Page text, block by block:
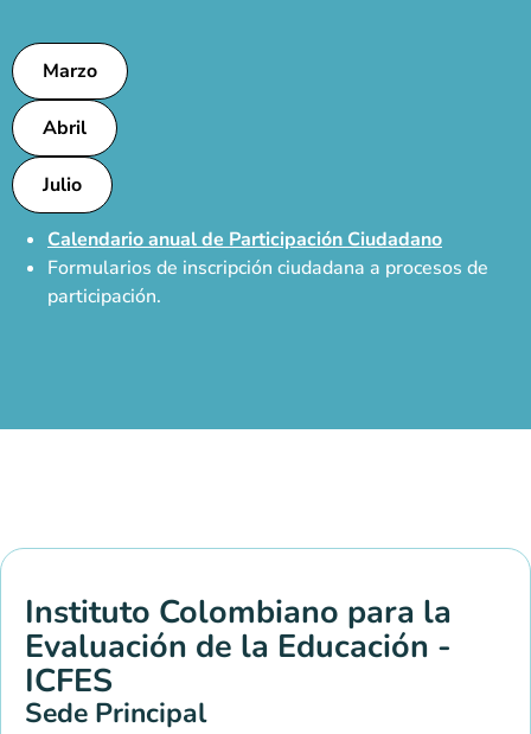
Marzo
Abril
Julio
Calendario anual de Participación Ciudadano
Formularios de inscripción ciudadana a procesos de
participación.
Instituto Colombiano para la
Evaluación de la Educación -
ICFES
Sede Principal